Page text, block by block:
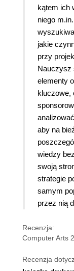
kątem ich
niego
jakie
przy
Nauczysz
elementy
kluczowe,
aby na
wiedzy
swoją
strategie
samym
przez nią
Recenzja:
Computer Arts
Recenzja